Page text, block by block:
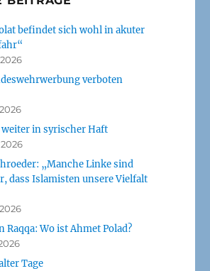
befindet sich wohl in akuter
verboten
in syrischer Haft
„Manche Linke sind
dass Islamisten unsere Vielfalt
Raqqa: Wo ist Ahmet Polad?
Tage